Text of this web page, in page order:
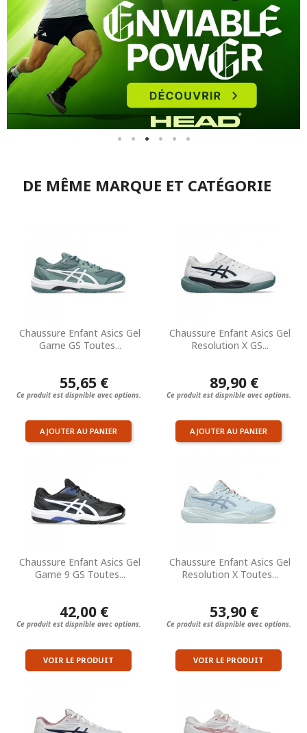
DE MÊME MARQUE ET CATÉGORIE
Chaussure Enfant Asics Gel
Game GS Toutes...
55,65 €
Ce produit est dispnible avec options.
AJOUTER AU PANIER
Chaussure Enfant Asics Gel
Resolution X GS...
89,90 €
Ce produit est dispnible avec options.
AJOUTER AU PANIER
Chaussure Enfant Asics Gel
Game 9 GS Toutes...
42,00 €
Ce produit est dispnible avec options.
VOIR LE PRODUIT
Chaussure Enfant Asics Gel
Resolution X Toutes...
53,90 €
Ce produit est dispnible avec options.
VOIR LE PRODUIT